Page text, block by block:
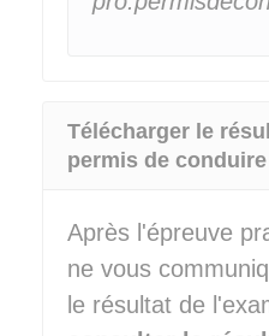
Télécharger le
permis de conduire
Après l'épreuve
ne vous
le résultat de